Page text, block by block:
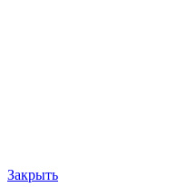
Закрыть